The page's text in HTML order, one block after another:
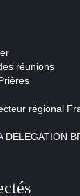
réunions
régional
DELEGATION